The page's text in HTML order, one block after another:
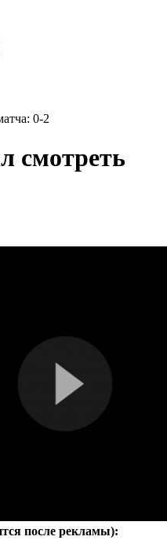
0-2
смотреть
после рекламы):